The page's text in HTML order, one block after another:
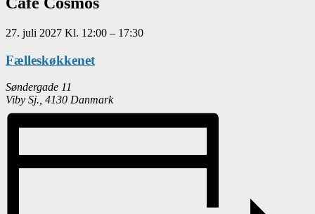
27. juli 2027 Kl. 12:00 – 17:30
Fælleskøkkenet
Søndergade 11
Viby Sj. 4130 Danmark